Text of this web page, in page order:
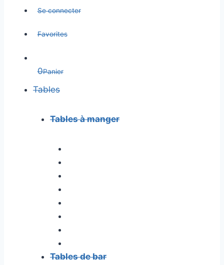
Se connecter
Favorites
0Panier
Tables
Tables à manger
Tables de bar